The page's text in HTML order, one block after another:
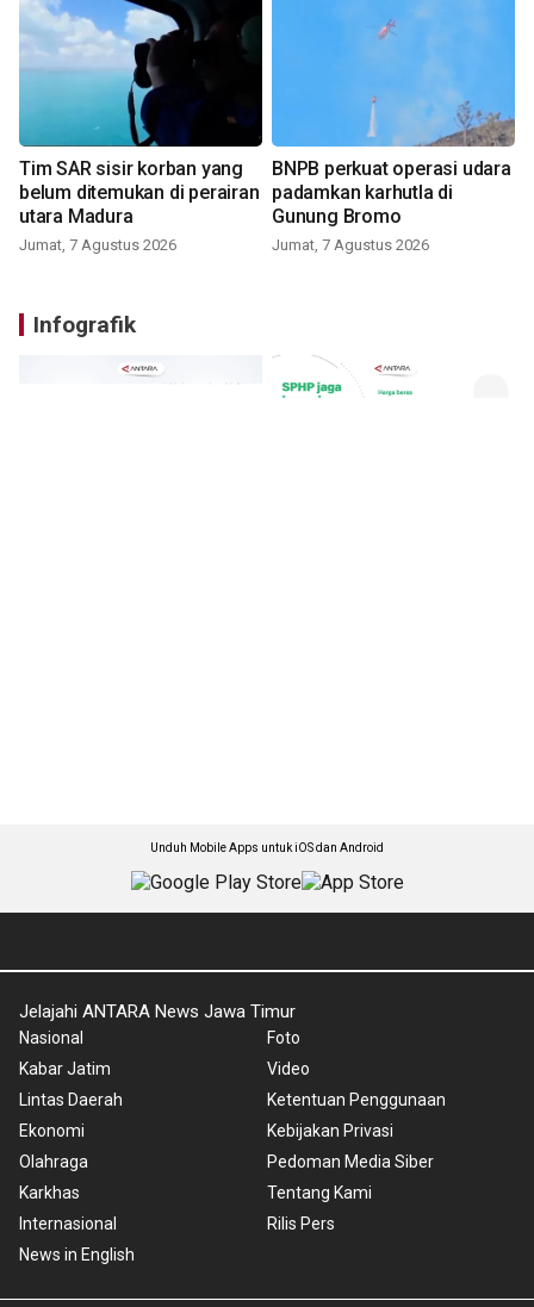
Tim SAR sisir korban yang
belum ditemukan di perairan
utara Madura
Jumat, 7 Agustus 2026
BNPB perkuat operasi udara
padamkan karhutla di
Gunung Bromo
Jumat, 7 Agustus 2026
Infografik
Unduh Mobile Apps untuk iOS dan Android
Jelajahi ANTARA News Jawa Timur
Nasional
Kabar Jatim
Lintas Daerah
Ekonomi
Olahraga
Karkhas
Internasional
News in English
Foto
Video
Ketentuan Penggunaan
Kebijakan Privasi
Pedoman Media Siber
Tentang Kami
Rilis Pers